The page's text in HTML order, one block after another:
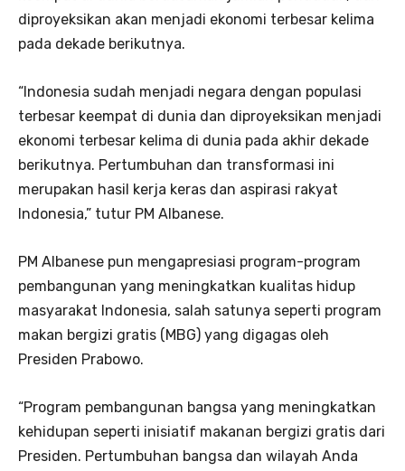
diproyeksikan akan menjadi ekonomi terbesar kelima
pada dekade berikutnya.
“Indonesia sudah menjadi negara dengan populasi
terbesar keempat di dunia dan diproyeksikan menjadi
ekonomi terbesar kelima di dunia pada akhir dekade
berikutnya. Pertumbuhan dan transformasi ini
merupakan hasil kerja keras dan aspirasi rakyat
Indonesia,” tutur PM Albanese.
PM Albanese pun mengapresiasi program-program
pembangunan yang meningkatkan kualitas hidup
masyarakat Indonesia, salah satunya seperti program
makan bergizi gratis (MBG) yang digagas oleh
Presiden Prabowo.
“Program pembangunan bangsa yang meningkatkan
kehidupan seperti inisiatif makanan bergizi gratis dari
Presiden. Pertumbuhan bangsa dan wilayah Anda